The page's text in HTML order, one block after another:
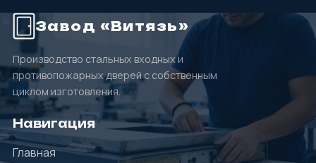
Завод «Витязь»
Производство стальных входных и
противопожарных дверей с собственным
циклом изготовления.
Навигация
Главная